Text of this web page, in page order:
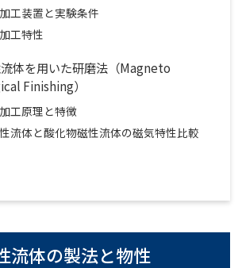
工装置と実験条件
工特性
体を用いた研磨法（Magneto
Finishing）
工原理と特徴
流体と酸化物磁性流体の磁気特性比較
流体の製法と物性